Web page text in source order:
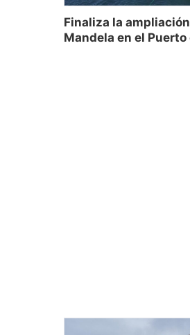
Finaliza la
Mandela en el Puerto